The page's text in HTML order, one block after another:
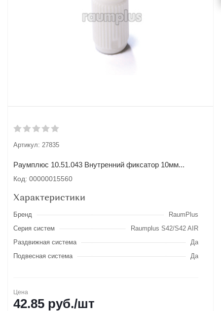
Артикул: 27835
Раумплюс 10.51.043 Внутренний фиксатор 10мм...
Код: 00000015560
Характеристики
Бренд
RaumPlus
Серия систем
Raumplus S42/S42 AIR
Раздвижная система
Да
Подвесная система
Да
Цена
42.85 руб./шт